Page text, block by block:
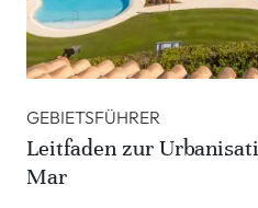
GEBIETSFÜHRER
Leitfaden zur
Mar